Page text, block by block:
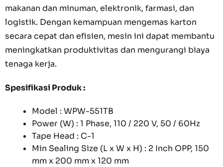
makanan dan minuman, elektronik, farmasi, dan
logistik. Dengan kemampuan mengemas karton
secara cepat dan efisien, mesin ini dapat membantu
meningkatkan produktivitas dan mengurangi biaya
tenaga kerja.
Spesifikasi Produk :
Model : WPW-551TB
Power (W) : 1 Phase, 110 / 220 V, 50 / 60Hz
Tape Head : C-1
Min Sealing Size (L x W x H) : 2 Inch OPP, 150
mm x 200 mm x 120 mm